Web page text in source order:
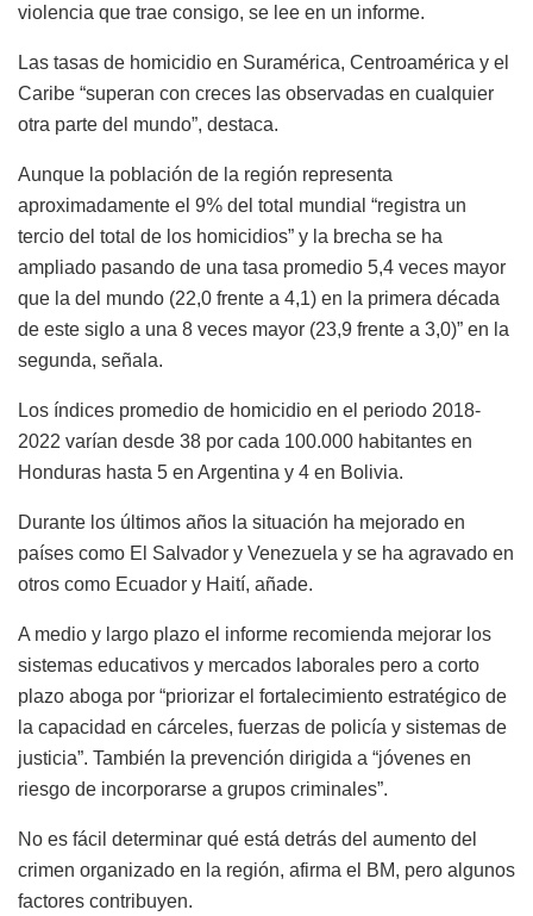
violencia que trae consigo, se lee en un informe.
Las tasas de homicidio en Suramérica, Centroamérica y el
Caribe “superan con creces las observadas en cualquier
otra parte del mundo”, destaca.
Aunque la población de la región representa
aproximadamente el 9% del total mundial “registra un
tercio del total de los homicidios” y la brecha se ha
ampliado pasando de una tasa promedio 5,4 veces mayor
que la del mundo (22,0 frente a 4,1) en la primera década
de este siglo a una 8 veces mayor (23,9 frente a 3,0)” en la
segunda, señala.
Los índices promedio de homicidio en el periodo 2018-
2022 varían desde 38 por cada 100.000 habitantes en
Honduras hasta 5 en Argentina y 4 en Bolivia.
Durante los últimos años la situación ha mejorado en
países como El Salvador y Venezuela y se ha agravado en
otros como Ecuador y Haití, añade.
A medio y largo plazo el informe recomienda mejorar los
sistemas educativos y mercados laborales pero a corto
plazo aboga por “priorizar el fortalecimiento estratégico de
la capacidad en cárceles, fuerzas de policía y sistemas de
justicia”. También la prevención dirigida a “jóvenes en
riesgo de incorporarse a grupos criminales”.
No es fácil determinar qué está detrás del aumento del
crimen organizado en la región, afirma el BM, pero algunos
factores contribuyen.